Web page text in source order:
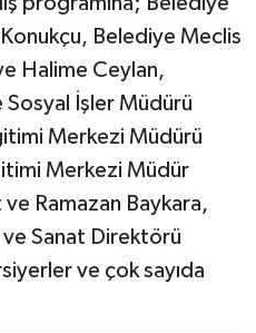
Konukçu, Belediye Meclis
Halime Ceylan,
Sosyal İşler Müdürü
Merkezi Müdürü
Merkezi Müdür
ve Ramazan Baykara,
Sanat Direktörü
ve çok sayıda